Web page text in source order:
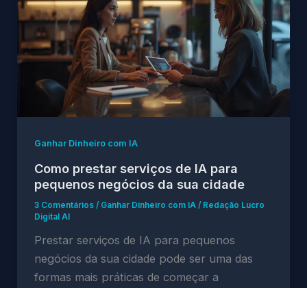
Ganhar Dinheiro com IA
Como prestar serviços de IA para
pequenos negócios da sua cidade
3 Comentários / Ganhar Dinheiro com IA/ Redação Lucro
Digital AI
Prestar serviços de IA para pequenos
negócios da sua cidade pode ser uma das
formas mais práticas de começar a